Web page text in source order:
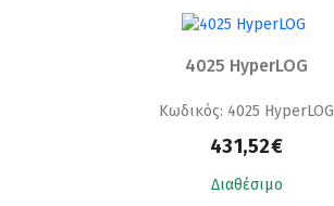
4025 HyperLOG
Κωδικός: 4025 HyperLOG
431,52€
Διαθέσιμο